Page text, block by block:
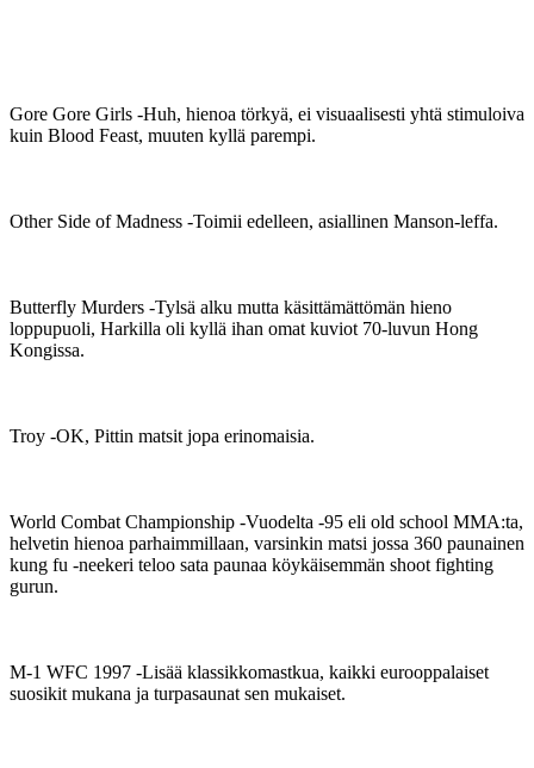
Gore Gore Girls ‑Huh, hienoa törkyä, ei visuaalisesti yhtä stimuloiva
kuin Blood Feast, muuten kyllä parempi.
Other Side of Madness ‑Toimii edelleen, asiallinen Manson-leffa.
Butterfly Murders ‑Tylsä alku mutta käsittämättömän hieno
loppupuoli, Harkilla oli kyllä ihan omat kuviot 70-luvun Hong
Kongissa.
Troy ‑OK, Pittin matsit jopa erinomaisia.
World Combat Championship ‑Vuodelta ‑95 eli old school MMA:ta,
helvetin hienoa parhaimmillaan, varsinkin matsi jossa 360 paunainen
kung fu ‑neekeri teloo sata paunaa köykäisemmän shoot fighting
gurun.
M-1 WFC 1997 ‑Lisää klassikkomastkua, kaikki eurooppalaiset
suosikit mukana ja turpasaunat sen mukaiset.